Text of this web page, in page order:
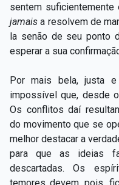
sentem suficientemente
jamais a resolvem de
la senão de seu ponto
esperar a sua
Por mais bela, justa
impossível que, desde
Os conflitos daí
do movimento que se
melhor destacar a
para que as ideias
descartadas. Os